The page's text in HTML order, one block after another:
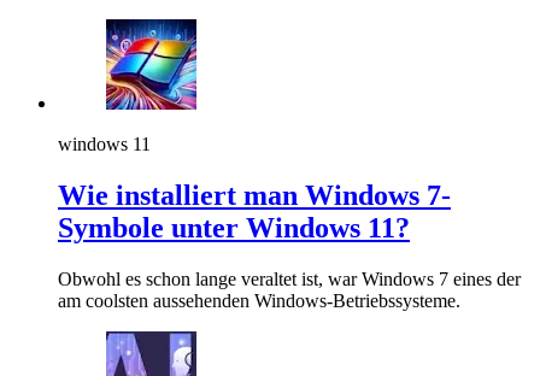
windows 11
Wie installiert man Windows 7-
Symbole unter Windows 11?
Obwohl es schon lange veraltet ist, war Windows 7 eines der
am coolsten aussehenden Windows-Betriebssysteme.